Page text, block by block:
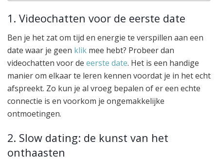
1. Videochatten voor de eerste date
Ben je het zat om tijd en energie te verspillen aan een
date waar je geen klik mee hebt? Probeer dan
videochatten voor de eerste date. Het is een handige
manier om elkaar te leren kennen voordat je in het echt
afspreekt. Zo kun je al vroeg bepalen of er een echte
connectie is en voorkom je ongemakkelijke
ontmoetingen.
2. Slow dating: de kunst van het
onthaasten